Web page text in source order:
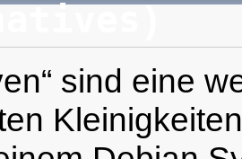
“ sind eine